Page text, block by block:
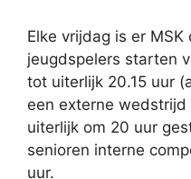
Elke vrijdag is er MSK
jeugdspelers starten
tot uiterlijk 20.15 uur
een externe
uiterlijk om 20 uur
senioren interne
uur.